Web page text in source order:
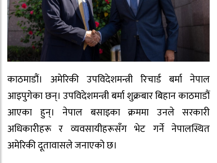
काठमाडौं। अमेरिकी उपविदेशमन्त्री रिचार्ड बर्मा नेपाल
आइपुगेका छन्। उपविदेशमन्त्री बर्मा शुक्रबार बिहान काठमाडौं
आएका हुन्। नेपाल बसाइका क्रममा उनले सरकारी
अधिकारीहरू र व्यवसायीहरूसँग भेट गर्ने नेपालस्थित
अमेरिकी दूतावासले जनाएको छ।